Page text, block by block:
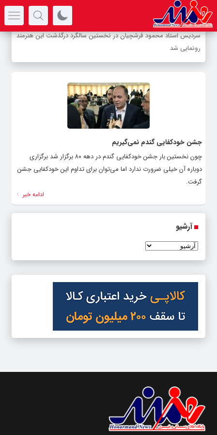
سردیس استاد محمود فرشچیان در نخستین سالگرد درگذشت این هنرمند
رونمایی شد
جشن خودکفایی گندم نمی‌گیریم
چون نخستین بار جشن خودکفایی گندم در دهه ۸۰ برگزار شد برگزاری
دوباره آن خیلی ضرورت ندارد اما می‌توان برای تداوم این خودکفایی جشن
گرفت.
ادامه خبر
آرشیو